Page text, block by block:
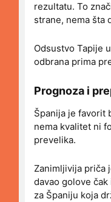
rezultatu. To
strane, nema šta
Odsustvo Tapije
odbrana prima
Prognoza i
Španija je favorit
nema kvalitet ni
prevelika.
Zanimljivija priča
davao golove
za Španiju koja